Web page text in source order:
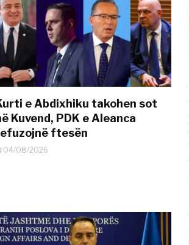
e Abdixhiku takohen sot
Kuvend, PDK e Aleanca
ftesën
04/08/2026